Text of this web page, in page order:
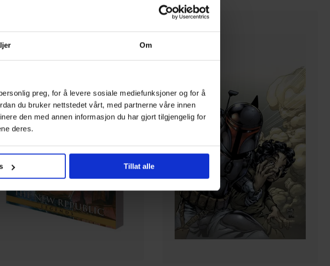
Om
preg, for å levere sosiale mediefunksjoner og for å
du bruker nettstedet vårt, med partnerne våre innen
den med annen informasjon du har gjort tilgjengelig for
deres.
Tillat alle